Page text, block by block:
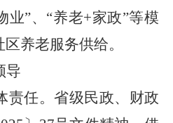
业”、“养老+家政”等模
养老服务供给。
导
责任。 省级民政、财政